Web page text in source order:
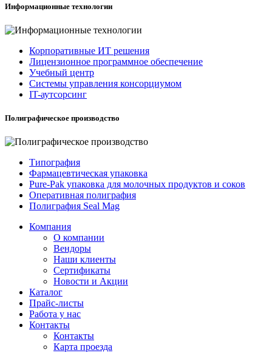
Информационные технологии
Корпоративные ИТ решения
Лицензионное программное обеспечение
Учебный центр
Системы управления консорциумом
IT-аутсорсинг
Полиграфическое производство
Типография
Фармацевтическая упаковка
Pure-Pak упаковка для молочных продуктов и соков
Оперативная полиграфия
Полиграфия Seal Mag
Компания
О компании
Вендоры
Наши клиенты
Сертификаты
Новости и Акции
Каталог
Прайс-листы
Работа у нас
Контакты
Контакты
Карта проезда